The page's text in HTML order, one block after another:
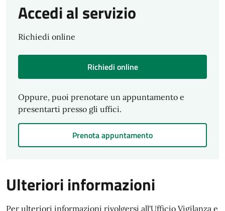
Accedi al servizio
Richiedi online
Richiedi online
Oppure, puoi prenotare un appuntamento e
presentarti presso gli uffici.
Prenota appuntamento
Ulteriori informazioni
Per ulteriori informazioni rivolgersi all'Ufficio Vigilanza e